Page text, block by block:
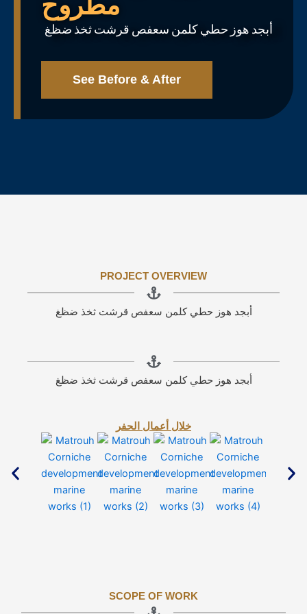
أبجد هوز حطي كلمن سعفص قرشت ثخذ ضظغ
See Before & After
PROJECT OVERVIEW
أبجد هوز حطي كلمن سعفص قرشت ثخذ ضظغ
أبجد هوز حطي كلمن سعفص قرشت ثخذ ضظغ
خلال أعمال الحفر
SCOPE OF WORK